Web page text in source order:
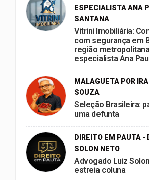
ESPECIALISTA ANA
SANTANA
Vitrini Imobiliária:
com segurança em
região
especialista Ana
MALAGUETA POR
SOUZA
Seleção Brasileira:
uma defunta
DIREITO EM PAUTA -
SOLON NETO
Advogado Luiz
estreia coluna